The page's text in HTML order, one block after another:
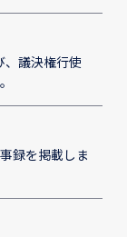
、議決権行使
録を掲載しま